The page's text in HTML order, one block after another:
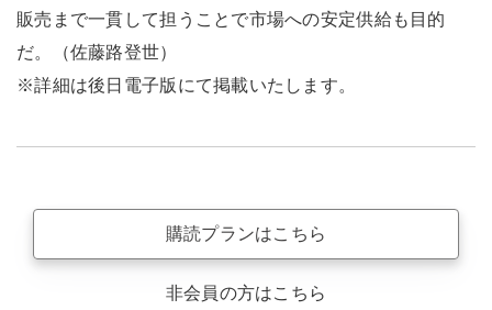
販売まで一貫して担うことで市場への安定供給も目的
だ。（佐藤路登世）
※詳細は後日電子版にて掲載いたします。
購読プランはこちら
非会員の方はこちら